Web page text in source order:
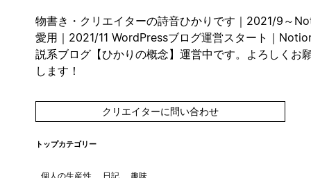
物書き・クリエイターの詩音ひかりです｜2021/9～
愛用｜2021/11 WordPressブログ運営スタート｜
説系ブログ【ひかりの概念】運営中です。よろしくお
します！
クリエイターに問い合わせ
トップカテゴリー
個人の生産性 日記 趣味